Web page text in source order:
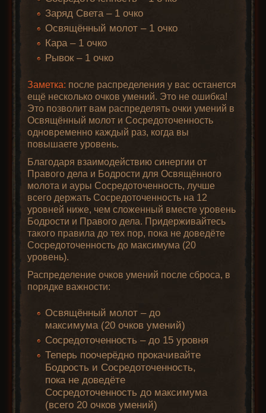
Заряд Света – 1 очко
Освящённый молот – 1 очко
Кара – 1 очко
Рывок – 1 очко
Заметка: после распределения у вас останется
ещё несколько очков умений. Это не ошибка!
Это позволит вам распределять очки умений в
Освящённый молот и Сосредоточенность
одновременно каждый раз, когда вы
повышаете уровень.
Благодаря взаимодействию синергии от
Правого дела и Бодрости для Освящённого
молота и ауры Сосредоточенность, лучше
всего держать Сосредоточенность на 12
уровней ниже, чем сложенный вместе уровень
Бодрости и Правого дела. Придерживайтесь
такого правила до тех пор, пока не доведёте
Сосредоточенность до максимума (20
уровень).
Распределение очков умений после сброса, в
порядке важности:
Освящённый молот – до
максимума (20 очков умений)
Сосредоточенность – до 15 уровня
Теперь поочерёдно прокачивайте
Бодрость и Сосредоточенность,
пока не доведёте
Сосредоточенность до максимума
(всего 20 очков умений)